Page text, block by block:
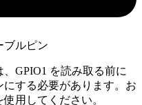
ブルピン
GPIO1 を読み取る前に
する必要があります。お
用してください。